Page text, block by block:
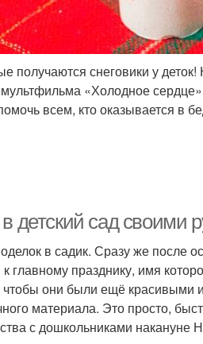
получаются снеговики у
«Холодное
всем, кто оказывается в
детский сад своими
в садик. Сразу же после
главному празднику, имя
чтобы они были ещё
материала. Это просто,
с дошкольниками накануне